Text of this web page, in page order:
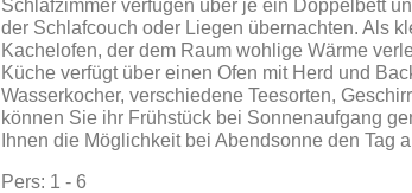
Schlafzimmer verfügen über je ein Doppelbett
der Schlafcouch oder Liegen übernachten. Als
Kachelofen, der dem Raum wohlige Wärme
Küche verfügt über einen Ofen mit Herd und
Wasserkocher, verschiedene Teesorten,
können Sie ihr Frühstück bei Sonnenaufgang
Ihnen die Möglichkeit bei Abendsonne den Tag
Pers: 1 - 6